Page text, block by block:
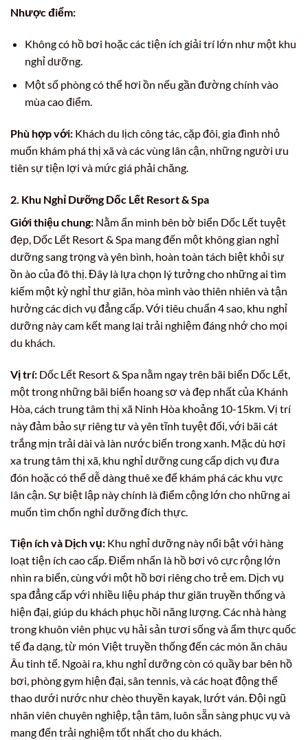
Nhược điểm:
Không có hồ bơi hoặc các tiện ích giải trí lớn như một khu
nghỉ dưỡng.
Một số phòng có thể hơi ồn nếu gần đường chính vào
mùa cao điểm.
Phù hợp với: Khách du lịch công tác, cặp đôi, gia đình nhỏ
muốn khám phá thị xã và các vùng lân cận, những người ưu
tiên sự tiện lợi và mức giá phải chăng.
2. Khu Nghỉ Dưỡng Dốc Lết Resort & Spa
Giới thiệu chung: Nằm ẩn mình bên bờ biển Dốc Lết tuyệt
đẹp, Dốc Lết Resort & Spa mang đến một không gian nghỉ
dưỡng sang trọng và yên bình, hoàn toàn tách biệt khỏi sự
ồn ào của đô thị. Đây là lựa chọn lý tưởng cho những ai tìm
kiếm một kỳ nghỉ thư giãn, hòa mình vào thiên nhiên và tận
hưởng các dịch vụ đẳng cấp. Với tiêu chuẩn 4 sao, khu nghỉ
dưỡng này cam kết mang lại trải nghiệm đáng nhớ cho mọi
du khách.
Vị trí: Dốc Lết Resort & Spa nằm ngay trên bãi biển Dốc Lết,
một trong những bãi biển hoang sơ và đẹp nhất của Khánh
Hòa, cách trung tâm thị xã Ninh Hòa khoảng 10-15km. Vị trí
này đảm bảo sự riêng tư và yên tĩnh tuyệt đối, với bãi cát
trắng mịn trải dài và làn nước biển trong xanh. Mặc dù hơi
xa trung tâm thị xã, khu nghỉ dưỡng cung cấp dịch vụ đưa
đón hoặc có thể dễ dàng thuê xe để khám phá các khu vực
lân cận. Sự biệt lập này chính là điểm cộng lớn cho những ai
muốn tìm chốn nghỉ dưỡng đích thực.
Tiện ích và Dịch vụ: Khu nghỉ dưỡng này nổi bật với hàng
loạt tiện ích cao cấp. Điểm nhấn là hồ bơi vô cực rộng lớn
nhìn ra biển, cùng với một hồ bơi riêng cho trẻ em. Dịch vụ
spa đẳng cấp với nhiều liệu pháp thư giãn truyền thống và
hiện đại, giúp du khách phục hồi năng lượng. Các nhà hàng
trong khuôn viên phục vụ hải sản tươi sống và ẩm thực quốc
tế đa dạng, từ món Việt truyền thống đến các món ăn châu
Âu tinh tế. Ngoài ra, khu nghỉ dưỡng còn có quầy bar bên hồ
bơi, phòng gym hiện đại, sân tennis, và các hoạt động thể
thao dưới nước như chèo thuyền kayak, lướt ván. Đội ngũ
nhân viên chuyên nghiệp, tận tâm, luôn sẵn sàng phục vụ và
mang đến trải nghiệm tốt nhất cho du khách.